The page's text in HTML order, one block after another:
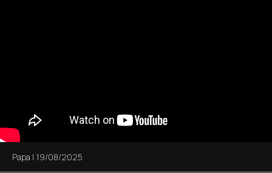
Papa | 19/08/2025